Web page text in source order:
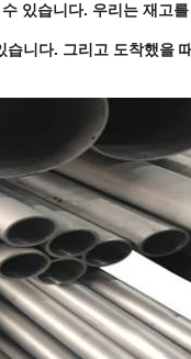
있습니다. 우리는 재고
니다. 그리고 도착했을